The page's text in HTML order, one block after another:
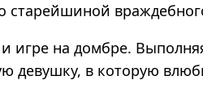
старейшиной
игре на домбре.
девушку, в которую